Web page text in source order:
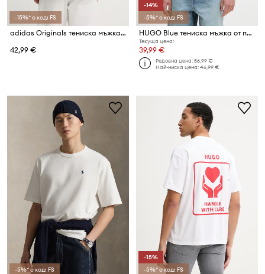
-15%* с код: FS
adidas Originals тениска мъжка от памук
42,99 €
-14%
-5%* с код: FS
HUGO Blue тениска мъжка от памук Nurazti
Текуща цена:
39,99 €
Редовна цена:56,99 €
Най-ниска цена:46,99 €
-5%* с код: FS
-15%
-5%* с код: FS